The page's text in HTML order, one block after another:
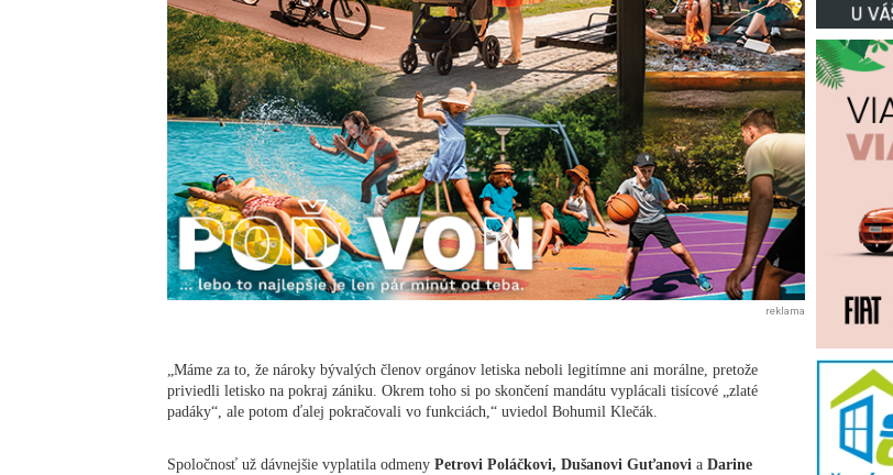
reklama
„Máme za to, že nároky bývalých členov orgánov letiska neboli legitímne ani morálne, pretože
priviedli letisko na pokraj zániku. Okrem toho si po skončení mandátu vyplácali tisícové „zlaté
padáky“, ale potom ďalej pokračovali vo funkciách,“ uviedol Bohumil Klečák.
Spoločnosť už dávnejšie vyplatila odmeny Petrovi Poláčkovi, Dušanovi Guťanovi a Darine